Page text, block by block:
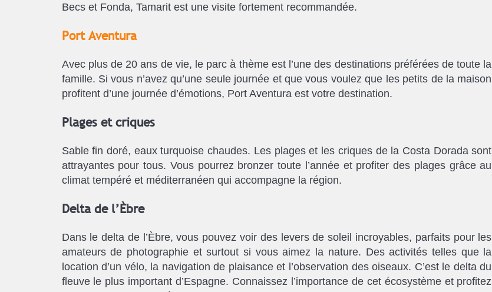
Becs et Fonda, Tamarit est une visite fortement recommandée.
Port Aventura
Avec plus de 20 ans de vie, le parc à thème est l’une des destinations préférées de toute la
famille. Si vous n’avez qu’une seule journée et que vous voulez que les petits de la maison
profitent d’une journée d’émotions, Port Aventura est votre destination.
Plages et criques
Sable fin doré, eaux turquoise chaudes. Les plages et les criques de la Costa Dorada sont
attrayantes pour tous. Vous pourrez bronzer toute l’année et profiter des plages grâce au
climat tempéré et méditerranéen qui accompagne la région.
Delta de l’Èbre
Dans le delta de l’Èbre, vous pouvez voir des levers de soleil incroyables, parfaits pour les
amateurs de photographie et surtout si vous aimez la nature. Des activités telles que la
location d’un vélo, la navigation de plaisance et l’observation des oiseaux. C’est le delta du
fleuve le plus important d’Espagne. Connaissez l’importance de cet écosystème et profitez